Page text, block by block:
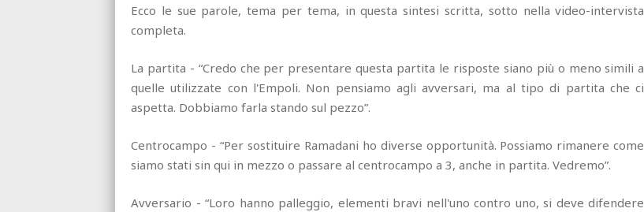
Ecco le sue parole, tema per tema, in questa sintesi scritta, sotto nella video-intervista
completa.
La partita - “Credo che per presentare questa partita le risposte siano più o meno simili a
quelle utilizzate con l'Empoli. Non pensiamo agli avversari, ma al tipo di partita che ci
aspetta. Dobbiamo farla stando sul pezzo”.
Centrocampo - “Per sostituire Ramadani ho diverse opportunità. Possiamo rimanere come
siamo stati sin qui in mezzo o passare al centrocampo a 3, anche in partita. Vedremo”.
Avversario - “Loro hanno palleggio, elementi bravi nell'uno contro uno, si deve difendere